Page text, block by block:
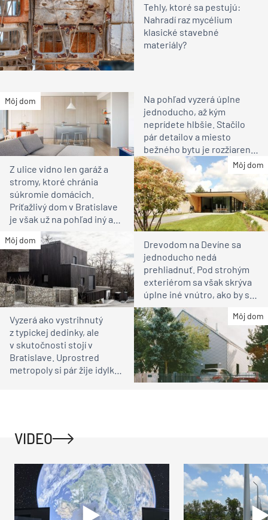
Tehly, ktoré sa pestujú:
Nahradí raz mycélium
klasické stavebné
materiály?
Môj dom
Na pohľad vyzerá úplne
jednoducho, až kým
neprídete hlbšie. Stačilo
pár detailov a miesto
bežného bytu je rozžiarené
bývanie pre rodinu
Môj dom
Z ulice vidno len garáž a
stromy, ktoré chránia
súkromie domácich.
Príťažlivý dom v Bratislave
je však už na pohľad iný ako
susedia
Môj dom
Drevodom na Devíne sa
jednoducho nedá
prehliadnuť. Pod strohým
exteriérom sa však skrýva
úplne iné vnútro, ako by ste
čakali
Môj dom
Vyzerá ako vystrihnutý
z typickej dedinky, ale
v skutočnosti stojí v
Bratislave. Uprostred
metropoly si pár žije idylku
VIDEO